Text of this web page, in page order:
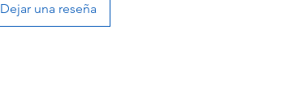
Dejar una reseña